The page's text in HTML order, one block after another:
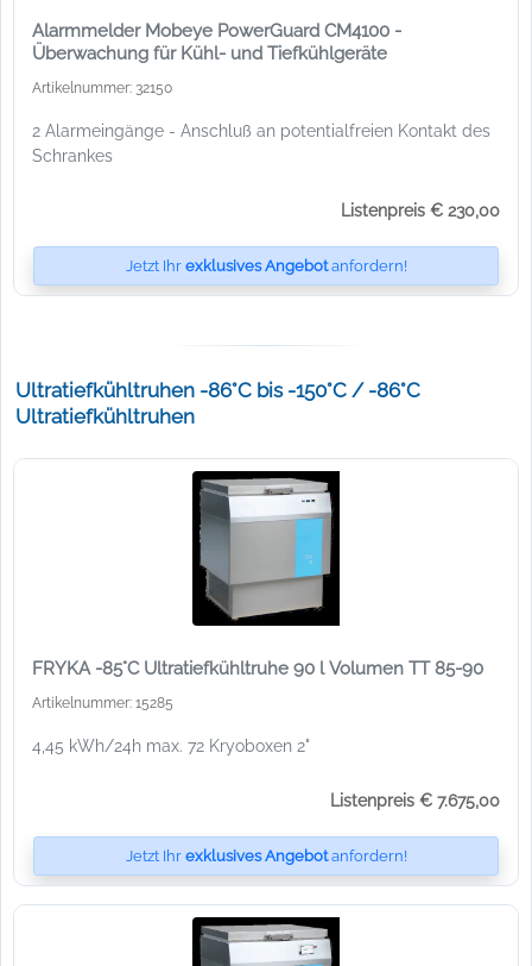
Alarmmelder Mobeye PowerGuard CM4100 -
Überwachung für Kühl- und Tiefkühlgeräte
Artikelnummer: 32150
2 Alarmeingänge - Anschluß an potentialfreien Kontakt des
Schrankes
Listenpreis € 230,00
Jetzt Ihr exklusives Angebotanfordern!
Ultratiefkühltruhen -86°C bis -150°C / -86°C
Ultratiefkühltruhen
FRYKA -85°C Ultratiefkühltruhe 90 l Volumen TT 85-90
Artikelnummer: 15285
4,45 kWh/24h max. 72 Kryoboxen 2"
Listenpreis € 7.675,00
Jetzt Ihr exklusives Angebotanfordern!